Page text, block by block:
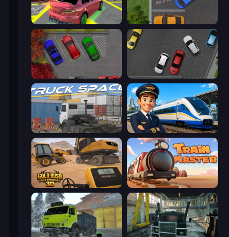
Garage Parking Parking Space
OK Parking Time to Park
Truck Space Idle Train Empire Tycoon
Gold Rush: Gold Simulator 3D Train Master